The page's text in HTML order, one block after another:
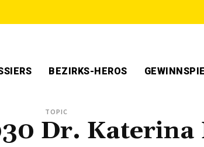
BEZIRKS-HEROS
TOPIC
Dr. Katerina